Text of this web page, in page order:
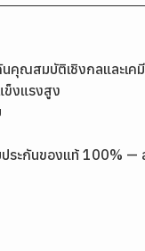
คุณสมบัติเชิงกลและเค
ข็งแรงสูง
ระกันของแท้ 100%